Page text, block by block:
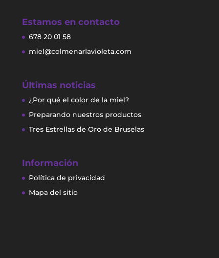
Estamos en contacto
678 20 01 58
miel@colmenarlavioleta.com
Últimas noticias
¿Por qué el color de la miel?
Preparando nuestros productos
Tres Estrellas de Oro de Bruselas
Información
Política de privacidad
Mapa del sitio